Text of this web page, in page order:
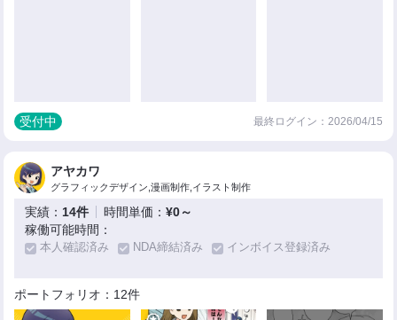
受付中 最終ログイン：2026/04/15
アヤカワ
グラフィックデザイン,漫画制作,イラスト制作
実績： 14件 時間単価：¥0～
稼働可能時間：
本人確認済み NDA締結済み インボイス登録済み
ポートフォリオ：12件